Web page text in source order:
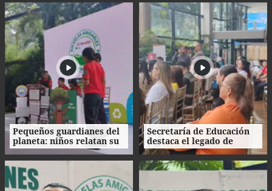
víveres y ropa
Pequeños guardianes del
planeta: niños relatan su
experiencia ambiental
Secretaría de Educación
destaca el legado de
Escuelas Amigables con el
Ambiente